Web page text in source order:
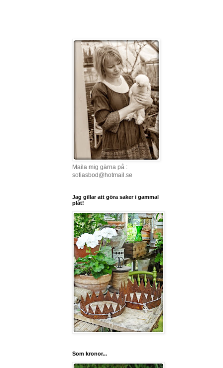
Maila mig gärna på :
sofiasbod@hotmail.se
Jag gillar att göra saker i gammal
plåt!
Som kronor...